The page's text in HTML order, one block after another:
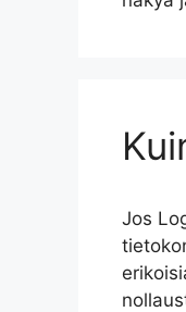
Jos